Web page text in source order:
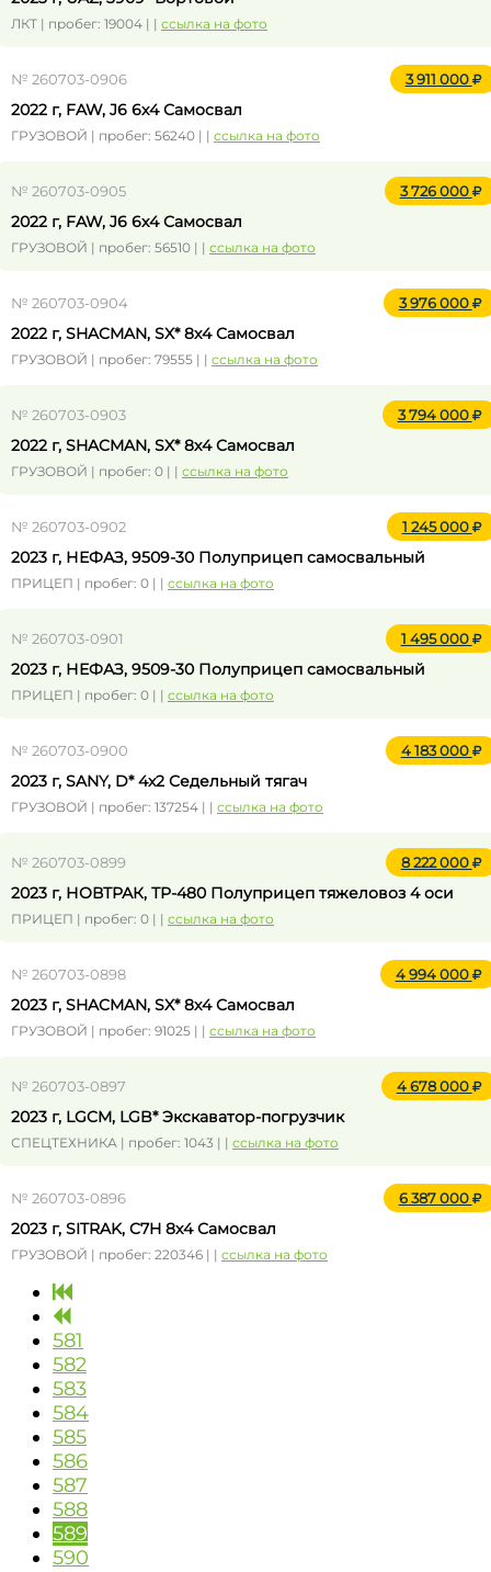
ЛКТ | пробег: 19004 | | ссылка на фото
№ 260703-0906 3 911 000
2022 г, FAW, J6 6x4 Самосвал
ГРУЗОВОЙ | пробег: 56240 | | ссылка на фото
№ 260703-0905 3 726 000
2022 г, FAW, J6 6x4 Самосвал
ГРУЗОВОЙ | пробег: 56510 | | ссылка на фото
№ 260703-0904 3 976 000
2022 г, SHACMAN, SX* 8x4 Самосвал
ГРУЗОВОЙ | пробег: 79555 | | ссылка на фото
№ 260703-0903 3 794 000
2022 г, SHACMAN, SX* 8x4 Самосвал
ГРУЗОВОЙ | пробег: 0 | | ссылка на фото
№ 260703-0902 1 245 000
2023 г, НЕФАЗ, 9509-30 Полуприцеп самосвальный
ПРИЦЕП | пробег: 0 | | ссылка на фото
№ 260703-0901 1 495 000
2023 г, НЕФАЗ, 9509-30 Полуприцеп самосвальный
ПРИЦЕП | пробег: 0 | | ссылка на фото
№ 260703-0900 4 183 000
2023 г, SANY, D* 4x2 Седельный тягач
ГРУЗОВОЙ | пробег: 137254 | | ссылка на фото
№ 260703-0899 8 222 000
2023 г, НОВТРАК, ТР-480 Полуприцеп тяжеловоз 4 оси
ПРИЦЕП | пробег: 0 | | ссылка на фото
№ 260703-0898 4 994 000
2023 г, SHACMAN, SX* 8x4 Самосвал
ГРУЗОВОЙ | пробег: 91025 | | ссылка на фото
№ 260703-0897 4 678 000
2023 г, LGCM, LGB* Экскаватор-погрузчик
СПЕЦТЕХНИКА | пробег: 1043 | | ссылка на фото
№ 260703-0896 6 387 000
2023 г, SITRAK, C7H 8x4 Самосвал
ГРУЗОВОЙ | пробег: 220346 | | ссылка на фото
581
582
583
584
585
586
587
588
589
590